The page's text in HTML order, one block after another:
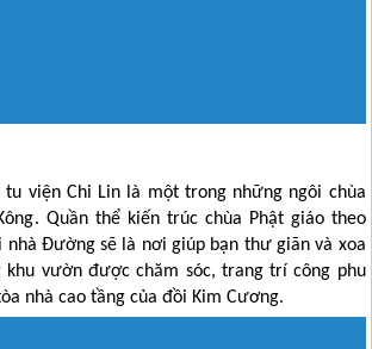
tu viện Chi Lin là một trong những ngôi chùa
. Quần thể kiến trúc chùa Phật giáo theo
nhà Đường sẽ là nơi giúp bạn thư giãn và xoa
khu vườn được chăm sóc, trang trí công phu
nhà cao tầng của đồi Kim Cương.